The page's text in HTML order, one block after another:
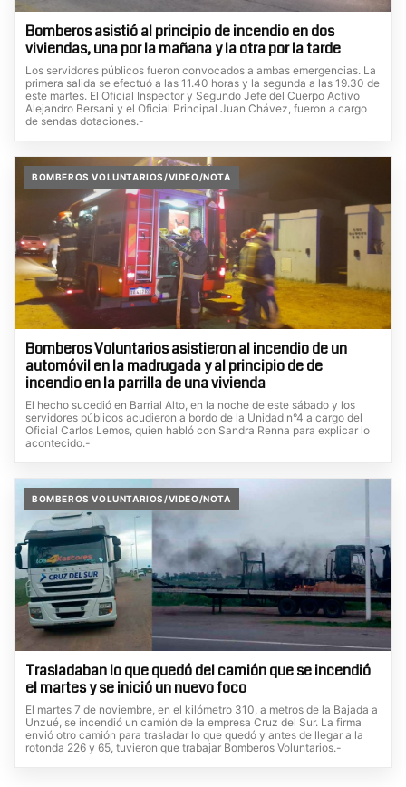
Bomberos asistió al principio de incendio en dos
viviendas, una por la mañana y la otra por la tarde
Los servidores públicos fueron convocados a ambas emergencias. La
primera salida se efectuó a las 11.40 horas y la segunda a las 19.30 de
este martes. El Oficial Inspector y Segundo Jefe del Cuerpo Activo
Alejandro Bersani y el Oficial Principal Juan Chávez, fueron a cargo
de sendas dotaciones.-
BOMBEROS VOLUNTARIOS/VIDEO/NOTA
Bomberos Voluntarios asistieron al incendio de un
automóvil en la madrugada y al principio de de
incendio en la parrilla de una vivienda
El hecho sucedió en Barrial Alto, en la noche de este sábado y los
servidores públicos acudieron a bordo de la Unidad n°4 a cargo del
Oficial Carlos Lemos, quien habló con Sandra Renna para explicar lo
acontecido.-
BOMBEROS VOLUNTARIOS/VIDEO/NOTA
Trasladaban lo que quedó del camión que se incendió
el martes y se inició un nuevo foco
El martes 7 de noviembre, en el kilómetro 310, a metros de la Bajada a
Unzué, se incendió un camión de la empresa Cruz del Sur. La firma
envió otro camión para trasladar lo que quedó y antes de llegar a la
rotonda 226 y 65, tuvieron que trabajar Bomberos Voluntarios.-